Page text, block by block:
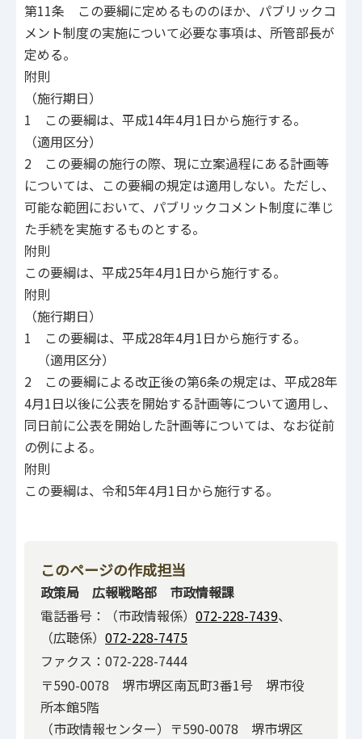
第11条 この要綱に定めるもののほか、パブリックコ
メント制度の実施について必要な事項は、所管部長が
定める。
附則
（施行期日）
1 この要綱は、平成14年4月1日から施行する。
（適用区分）
2 この要綱の施行の際、現に立案過程にある計画等
については、この要綱の規定は適用しない。ただし、
可能な範囲において、パブリックコメント制度に準じ
た手続を実施するものとする。
附則
この要綱は、平成25年4月1日から施行する。
附則
（施行期日）
1 この要綱は、平成28年4月1日から施行する。
（適用区分）
2 この要綱による改正後の第6条の規定は、平成28年
4月1日以後に公表を開始する計画等について適用し、
同日前に公表を開始した計画等については、なお従前
の例による。
附則
この要綱は、令和5年4月1日から施行する。
このページの作成担当
政策局 広報戦略部 市政情報課
電話番号：（市政情報係） 072-228-7439、
（広聴係） 072-228-7475
ファクス：072-228-7444
〒590-0078 堺市堺区南瓦町3番1号 堺市役
所本館5階
（市政情報センター）〒590-0078 堺市堺区